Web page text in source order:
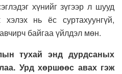
хүнийг зүгээр л шууд
хэлэх нь ёс суртахуунгүй,
байгаа үйлдэл мөн.
тухай энд дурдсаных
Урд хөршөөс авах гэж